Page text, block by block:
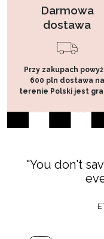
Darmowa
dostawa
Przy zakupach
600 pln dostawa na
terenie Polski jest
"You don't